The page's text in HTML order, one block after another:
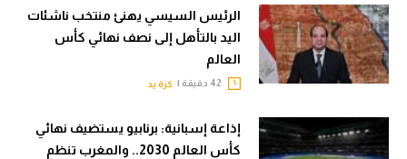
الرئيس السيسي يهنئ منتخب ناشئات
اليد بالتأهل إلى نصف نهائي كأس
العالم
كرة يد
إذاعة إسبانية: برنابيو يستضيف نهائي
كأس العالم 2030.. والمغرب تنظم